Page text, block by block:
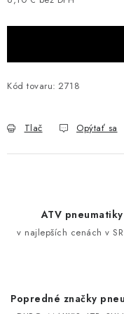
INÉ PRÍSLUŠENSTVO
YAMAHA GRIZZLY
CAN AM
CF MOTO 800/850
Kód tovaru: 2718
Tlač Opýtať sa
ATV pneumatiky
v najlepších cenách v
Popredné značky